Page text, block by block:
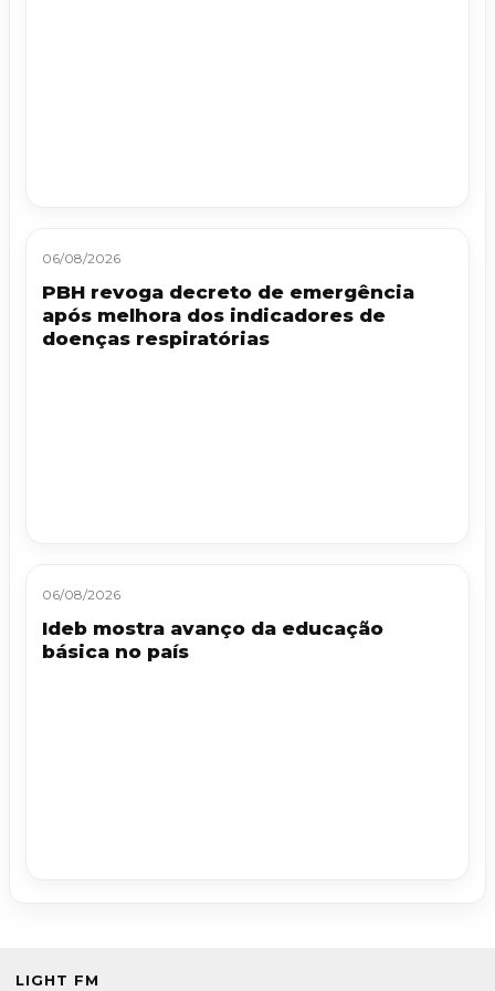
06/08/2026
PBH revoga decreto de emergência
após melhora dos indicadores de
doenças respiratórias
06/08/2026
Ideb mostra avanço da educação
básica no país
LIGHT FM